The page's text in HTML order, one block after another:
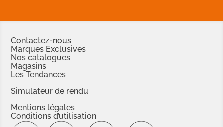
Contactez-nous
Marques Exclusives
Nos catalogues
Magasins
Les Tendances
Simulateur de rendu
Mentions légales
Conditions d’utilisation